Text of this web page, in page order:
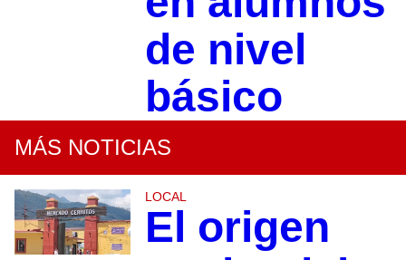
de nivel
básico
MÁS NOTICIAS
LOCAL
El origen